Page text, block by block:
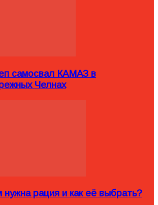
самосвал КАМАЗ в
Челнах
нужна рация и как её выбрать?